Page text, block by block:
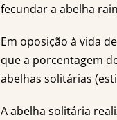
fecundar a abelha
Em oposição à vida
que a porcentagem
abelhas solitárias
A abelha solitária